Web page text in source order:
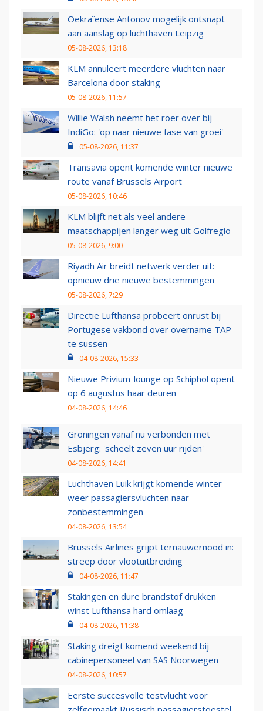
Oekraïense Antonov mogelijk ontsnapt
aan aanslag op luchthaven Leipzig
05-08-2026, 13:18
KLM annuleert meerdere vluchten naar
Barcelona door staking
05-08-2026, 11:57
Willie Walsh neemt het roer over bij
IndiGo: 'op naar nieuwe fase van groei'
05-08-2026, 11:37
Transavia opent komende winter nieuwe
route vanaf Brussels Airport
05-08-2026, 10:46
KLM blijft net als veel andere
maatschappijen langer weg uit Golfregio
05-08-2026, 9:00
Riyadh Air breidt netwerk verder uit:
opnieuw drie nieuwe bestemmingen
05-08-2026, 7:29
Directie Lufthansa probeert onrust bij
Portugese vakbond over overname TAP
te sussen
04-08-2026, 15:33
Nieuwe Privium-lounge op Schiphol opent
op 6 augustus haar deuren
04-08-2026, 14:46
Groningen vanaf nu verbonden met
Esbjerg: 'scheelt zeven uur rijden'
04-08-2026, 14:41
Luchthaven Luik krijgt komende winter
weer passagiersvluchten naar
zonbestemmingen
04-08-2026, 13:54
Brussels Airlines grijpt ternauwernood in:
streep door vlootuitbreiding
04-08-2026, 11:47
Stakingen en dure brandstof drukken
winst Lufthansa hard omlaag
04-08-2026, 11:38
Staking dreigt komend weekend bij
cabinepersoneel van SAS Noorwegen
04-08-2026, 10:57
Eerste succesvolle testvlucht voor